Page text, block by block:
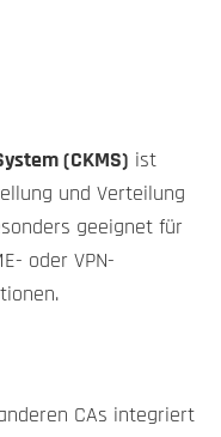
(CKMS) ist
und Verteilung
geeignet für
oder VPN-
CAs integriert